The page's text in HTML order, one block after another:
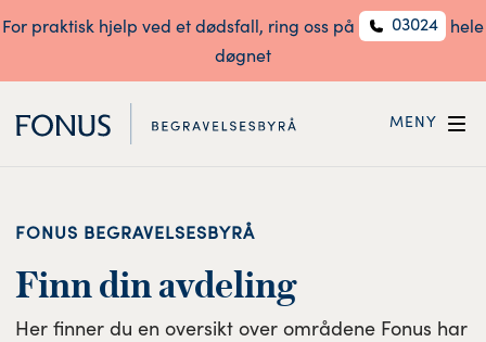
For praktisk hjelp ved et dødsfall, ring oss på 03024
hele
døgnet
MENY
FONUS BEGRAVELSESBYRÅ
Finn din avdeling
Her finner du en oversikt over områdene Fonus har